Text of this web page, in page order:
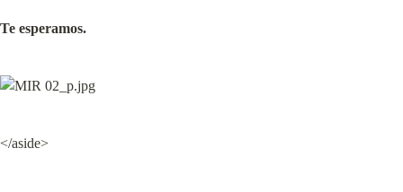
Te esperamos.
</aside>